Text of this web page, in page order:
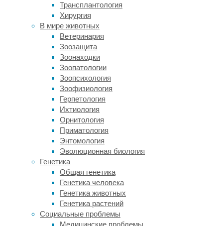
Трансплантология
Хирургия
В мире животных
Ветеринария
Зоозащита
Зоонаходки
Зоопатологии
Зоопсихология
Зоофизиология
Герпетология
Ихтиология
Орнитология
Приматология
Энтомология
Эволюционная биология
Генетика
Общая генетика
Генетика человека
Генетика животных
Генетика растений
Социальные проблемы
Медицинские проблемы
SARS-
CoV-
2.
самом
деле,
такие
исследования
проводили
раньше,
однако
не
было
полной
картины,
которая
учитывала